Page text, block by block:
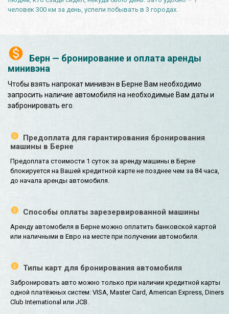
Берн — бронирование и оплата аренды
минивэна
Чтобы взять напрокат минивэн в Берне Вам необходимо
запросить наличие автомобиля на необходимые Вам даты и
забронировать его.
Предоплата для гарантирования бронирования
машины в Берне
Предоплата стоимости 1 суток за аренду машины в Берне
блокируется на Вашей кредитной карте не позднее чем за 84 часа,
до начала аренды автомобиля.
Способы оплаты зарезервированной машины
Аренду автомобиля в Берне можно оплатить банковской картой
или наличными в Евро на месте при получении автомобиля.
Типы карт для бронирования автомобиля
Забронировать авто можно только при наличии кредитной карты
одной платёжных систем: VISA, Master Card, American Express, Diners
Club International или JCB.
человек 300 км за день, успели побывать в 3 городах.